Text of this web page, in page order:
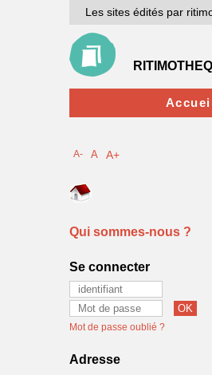
Les sites édités par
A- A A+
Qui sommes-nous ?
Se connecter
Mot de passe oublié ?
Adresse